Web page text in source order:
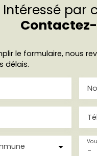
Intéressé par
le formulaire, nous
délais.
-